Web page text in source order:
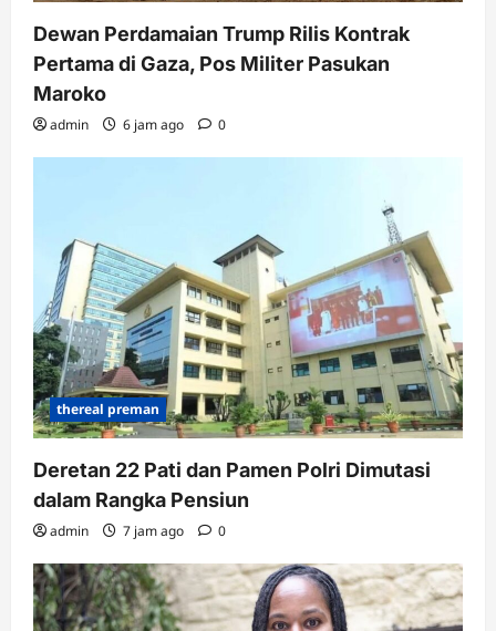
Dewan Perdamaian Trump Rilis Kontrak
Pertama di Gaza, Pos Militer Pasukan
Maroko
admin 6 jam ago 0
thereal preman
Deretan 22 Pati dan Pamen Polri Dimutasi
dalam Rangka Pensiun
admin 7 jam ago 0